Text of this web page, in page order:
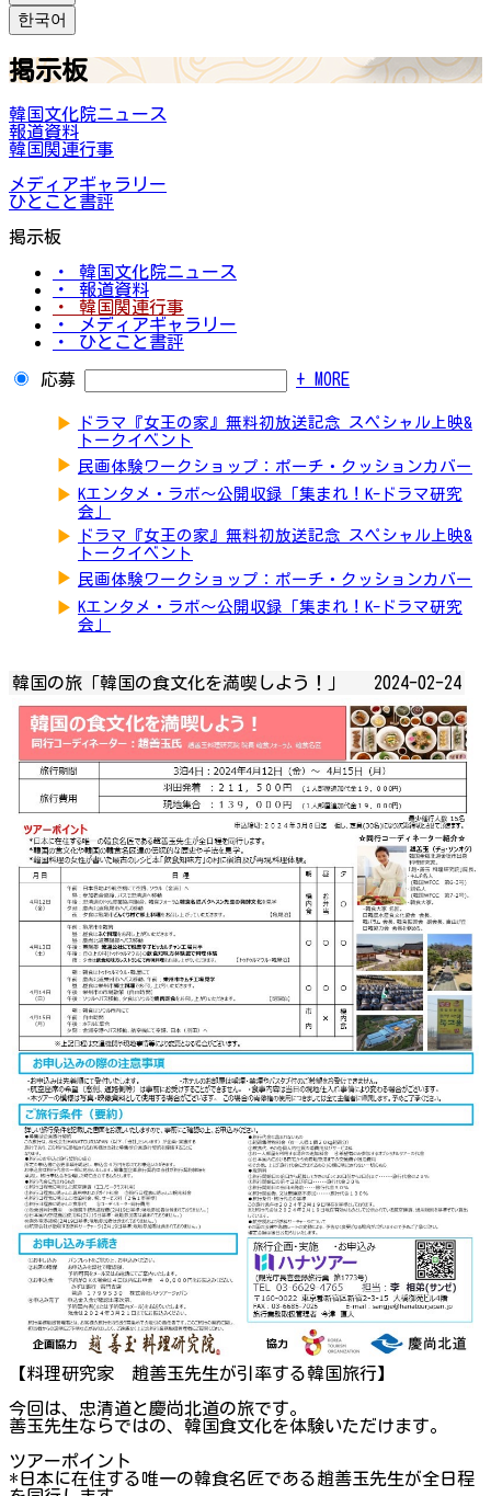
한국어
掲示板
韓国文化院ニュース
報道資料
韓国関連行事
メディアギャラリー
ひとこと書評
掲示板
・ 韓国文化院ニュース
・ 報道資料
・ 韓国関連行事
・ メディアギャラリー
・ ひとこと書評
応募 + MORE
▶
ドラマ『女王の家』無料初放送記念 スペシャル上映&
トークイベント
▶ 民画体験ワークショップ：ポーチ・クッションカバー
▶ Kエンタメ・ラボ～公開収録「集まれ！K-ドラマ研究
会」
▶
ドラマ『女王の家』無料初放送記念 スペシャル上映&
トークイベント
▶ 民画体験ワークショップ：ポーチ・クッションカバー
▶ Kエンタメ・ラボ～公開収録「集まれ！K-ドラマ研究
会」
韓国の旅「韓国の食文化を満喫しよう！」 2024-02-24
【料理研究家 趙善玉先生が引率する韓国旅行】
今回は、忠清道と慶尚北道の旅です。
善玉先生ならではの、韓国食文化を体験いただけます。
ツアーポイント
*日本に在住する唯一の韓食名匠である趙善玉先生が全日程